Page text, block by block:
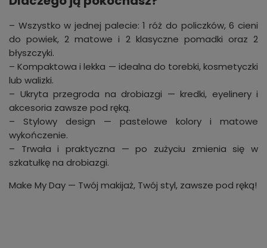
– Wszystko w jednej palecie: 1 róż do policzków, 6 cieni
do powiek, 2 matowe i 2 klasyczne pomadki oraz 2
błyszczyki.
– Kompaktowa i lekka — idealna do torebki, kosmetyczki
lub walizki.
– Ukryta przegroda na drobiazgi — kredki, eyelinery i
akcesoria zawsze pod ręką.
– Stylowy design — pastelowe kolory i matowe
wykończenie.
– Trwała i praktyczna — po zużyciu zmienia się w
szkatułkę na drobiazgi.
Make My Day — Twój makijaż, Twój styl, zawsze pod ręką!